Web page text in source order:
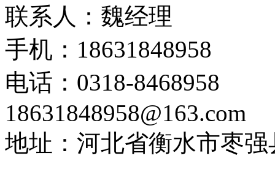
联系人：魏经理
手机：18631848958
电话：0318-8468958
18631848958@163.com
地址：河北省衡水市枣